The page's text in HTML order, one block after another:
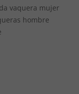
vaquera mujer
hombre